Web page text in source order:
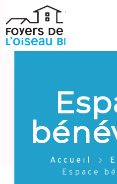
Accueil
Espace